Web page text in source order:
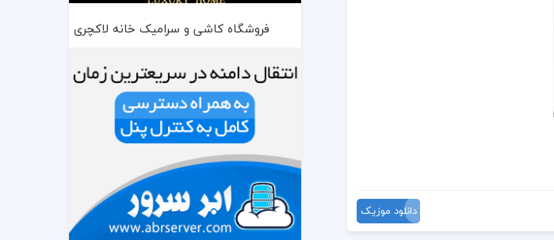
دانلود موزیک
فروشگاه کاشی و سرامیک خانه لاکچری